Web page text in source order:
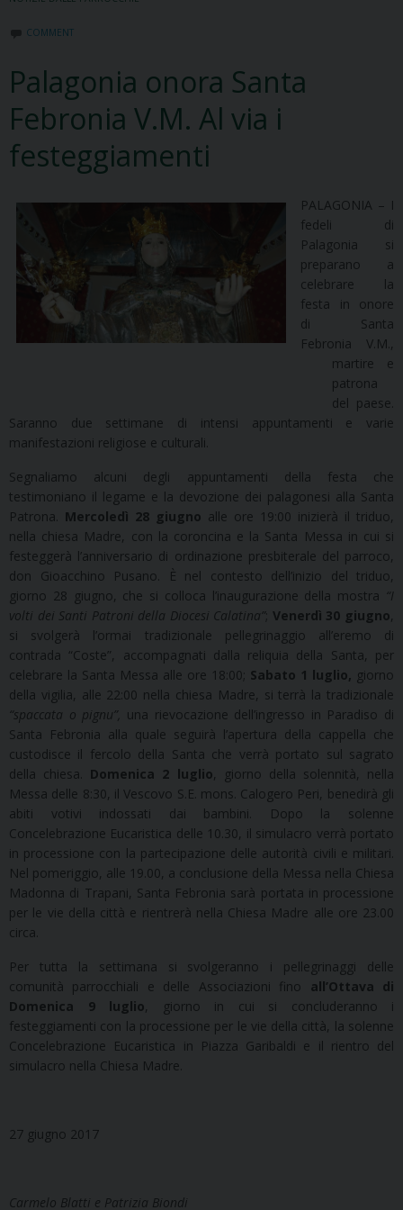
COMMENT
Palagonia onora Santa
Febronia V.M. Al via i
festeggiamenti
PALAGONIA – I
fedeli di
Palagonia si
preparano a
celebrare la
festa in onore
di Santa
Febronia V.M.,
martire e
patrona
del paese.
Saranno due settimane di intensi appuntamenti e varie
manifestazioni religiose e culturali.
Segnaliamo alcuni degli appuntamenti della festa che
testimoniano il legame e la devozione dei palagonesi alla Santa
Patrona. Mercoledì 28 giugno alle ore 19:00 inizierà il triduo,
nella chiesa Madre, con la coroncina e la Santa Messa in cui si
festeggerà l’anniversario di ordinazione presbiterale del parroco,
don Gioacchino Pusano. È nel contesto dell’inizio del triduo,
giorno 28 giugno, che si colloca l’inaugurazione della mostra “I
volti dei Santi Patroni della Diocesi Calatina”; Venerdì 30 giugno,
si svolgerà l’ormai tradizionale pellegrinaggio all’eremo di
contrada “Coste”, accompagnati dalla reliquia della Santa, per
celebrare la Santa Messa alle ore 18:00; Sabato 1 luglio, giorno
della vigilia, alle 22:00 nella chiesa Madre, si terrà la tradizionale
“spaccata o pignu”, una rievocazione dell’ingresso in Paradiso di
Santa Febronia alla quale seguirà l’apertura della cappella che
custodisce il fercolo della Santa che verrà portato sul sagrato
della chiesa. Domenica 2 luglio, giorno della solennità, nella
Messa delle 8:30, il Vescovo S.E. mons. Calogero Peri, benedirà gli
abiti votivi indossati dai bambini. Dopo la solenne
Concelebrazione Eucaristica delle 10.30, il simulacro verrà portato
in processione con la partecipazione delle autorità civili e militari.
Nel pomeriggio, alle 19.00, a conclusione della Messa nella Chiesa
Madonna di Trapani, Santa Febronia sarà portata in processione
per le vie della città e rientrerà nella Chiesa Madre alle ore 23.00
circa.
Per tutta la settimana si svolgeranno i pellegrinaggi delle
comunità parrocchiali e delle Associazioni fino all’Ottava di
Domenica 9 luglio, giorno in cui si concluderanno i
festeggiamenti con la processione per le vie della città, la solenne
Concelebrazione Eucaristica in Piazza Garibaldi e il rientro del
simulacro nella Chiesa Madre.
27 giugno 2017
Carmelo Blatti e Patrizia Biondi